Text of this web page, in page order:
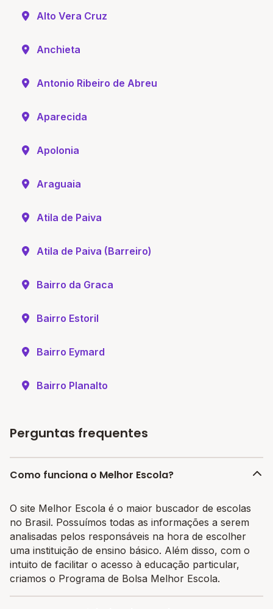
Alto Vera Cruz
Anchieta
Antonio Ribeiro de Abreu
Aparecida
Apolonia
Araguaia
Atila de Paiva
Atila de Paiva (Barreiro)
Bairro da Graca
Bairro Estoril
Bairro Eymard
Bairro Planalto
Perguntas frequentes
Como funciona o Melhor Escola?
O site Melhor Escola é o maior buscador de escolas
no Brasil. Possuímos todas as informações a serem
analisadas pelos responsáveis na hora de escolher
uma instituição de ensino básico. Além disso, com o
intuito de facilitar o acesso à educação particular,
criamos o Programa de Bolsa Melhor Escola.